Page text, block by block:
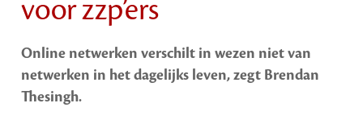
voor zzp’ers
Online netwerken verschilt in wezen niet van
netwerken in het dagelijks leven, zegt Brendan
Thesingh.